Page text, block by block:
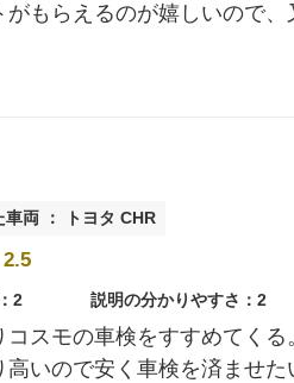
もらえるのが嬉しいので、
車両 ： トヨタ CHR
2.5
2 説明の分かりやすさ：2
コスモの車検をすすめてく
高いので安く車検を済ませ